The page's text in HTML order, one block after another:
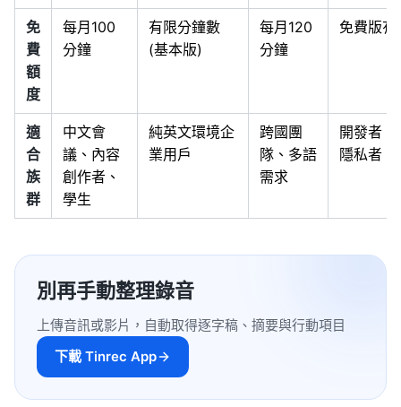
免
費
額
度
每月100
分鐘
有限分鐘數
(基本版)
每月120
分鐘
免費版有
適
合
族
群
中文會
議、內容
創作者、
學生
純英文環境企
業用戶
跨國團
隊、多語
需求
開發者、
隱私者
別再手動整理錄音
上傳音訊或影片，自動取得逐字稿、摘要與行動項目
下載 Tinrec App